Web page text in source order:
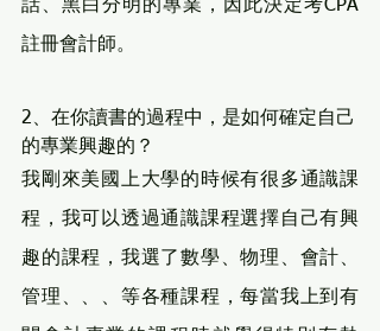
話、黑白分明的專業，因此決定考CPA
註冊會計師。
2、在你讀書的過程中，是如何確定自己
的專業興趣的？
我剛來美國上大學的時候有很多通識課
程，我可以透過通識課程選擇自己有興
趣的課程，我選了數學、物理、會計、
管理、、、等各種課程，每當我上到有